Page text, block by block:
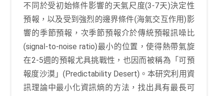
不同於受初始條件影響的天氣尺度(3-7天)決定性
預報，以及受到強烈的邊界條件(海氣交互作用)影
響的季節預報，次季節預報介於傳統預報訊噪比
(signal-to-noise ratio)最小的位置，使得熱帶氣旋
在2-5週的預報尤具挑戰性，也因而被稱為「可預
報度沙漠」(Predictability Desert)。本研究利用資
訊理論中最小化資訊熵的方法，找出具有最長可